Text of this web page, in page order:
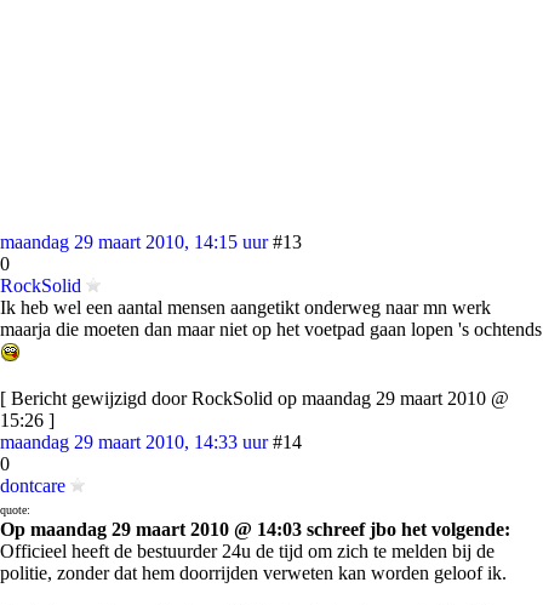
maandag 29 maart 2010, 14:15 uur #13
0
RockSolid
Ik heb wel een aantal mensen aangetikt onderweg naar mn werk
maarja die moeten dan maar niet op het voetpad gaan lopen 's ochtends
[ Bericht gewijzigd door RockSolid op maandag 29 maart 2010 @
15:26 ]
maandag 29 maart 2010, 14:33 uur #14
0
dontcare
quote:
Op maandag 29 maart 2010 @ 14:03 schreef jbo het volgende:
Officieel heeft de bestuurder 24u de tijd om zich te melden bij de
politie, zonder dat hem doorrijden verweten kan worden geloof ik.